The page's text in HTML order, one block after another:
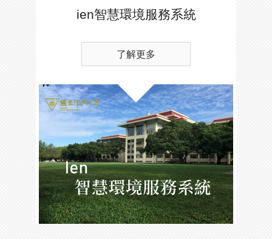
ien智慧環境服務系統
了解更多